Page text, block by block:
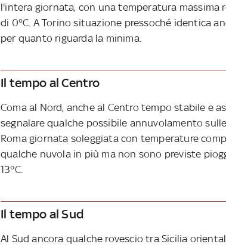
l'intera giornata, con una temperatura massima
di 0°C. A Torino situazione pressoché identica
per quanto riguarda la minima.
Il tempo al Centro
Coma al Nord, anche al Centro tempo stabile e
segnalare qualche possibile annuvolamento
Roma giornata soleggiata con temperature
qualche nuvola in più ma non sono previste
13°C.
Il tempo al Sud
Al Sud ancora qualche rovescio tra Sicilia